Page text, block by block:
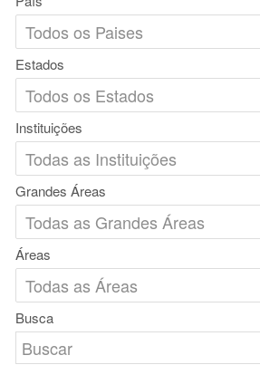
Estados
Instituições
Grandes Áreas
Áreas
Busca